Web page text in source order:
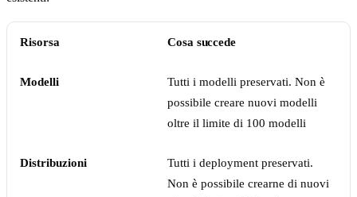
Risorsa Cosa succede
Modelli
Tutti i modelli preservati. Non è
possibile creare nuovi modelli
oltre il limite di 100 modelli
Distribuzioni
Tutti i deployment preservati.
Non è possibile crearne di nuovi